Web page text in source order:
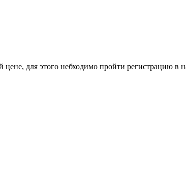
для этого небходимо пройти регистрацию